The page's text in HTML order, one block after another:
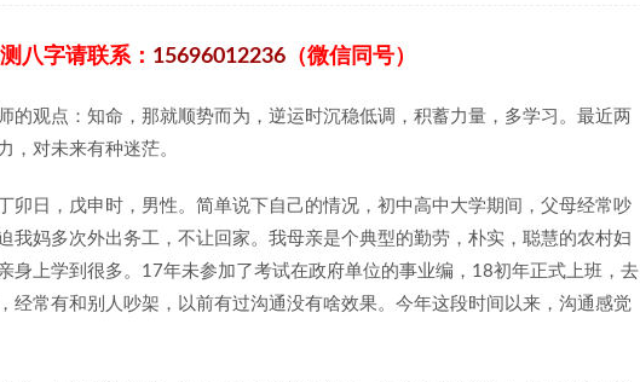
八字请联系： 15696012236 （微信同号）
的观点：知命，那就顺势而为，逆运时沉稳低调，积蓄力量，多学习。最近两
，对未来有种迷茫。
卯日，戊申时，男性。简单说下自己的情况，初中高中大学期间，父母经常吵
我妈多次外出务工，不让回家。我母亲是个典型的勤劳，朴实，聪慧的农村妇
身上学到很多。17年未参加了考试在政府单位的事业编，18初年正式上班，去
经常有和别人吵架，以前有过沟通没有啥效果。今年这段时间以来，沟通感觉